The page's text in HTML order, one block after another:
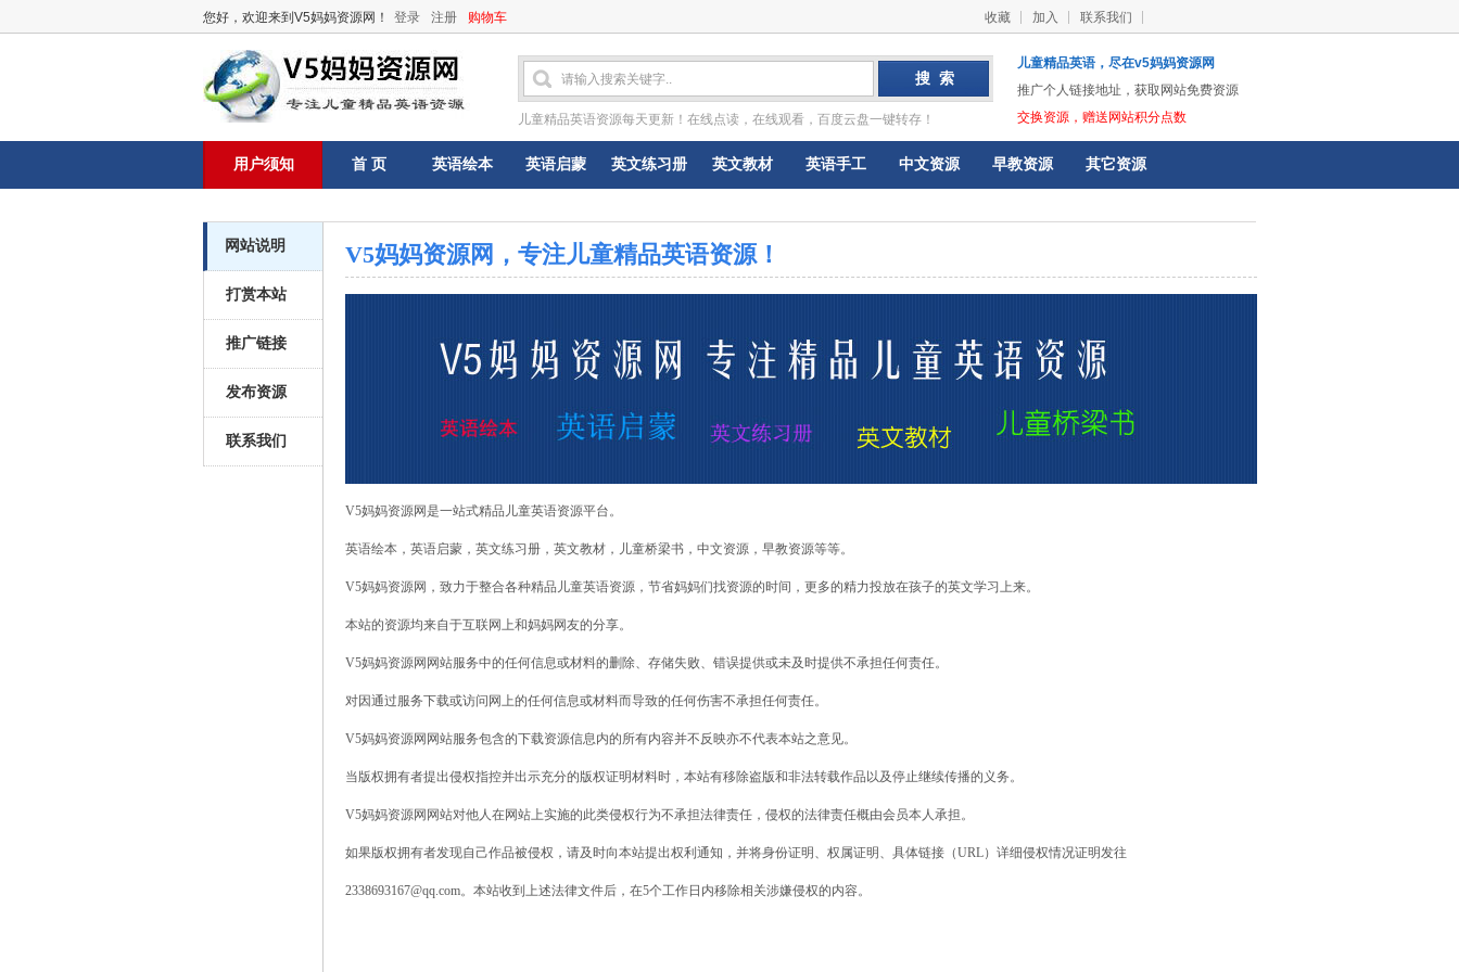
您好，欢迎来到V5妈妈资源网！ 登录 注册 购物车 收藏 加入 联系我们
儿童精品英语资源每天更新！在线点读，在线观看，百度云盘一键转存！
儿童精品英语，尽在v5妈妈资源网
推广个人链接地址，获取网站免费资源
交换资源，赠送网站积分点数
用户须知 首 页 英语绘本 英语启蒙 英文练习册 英文教材 英语手工 中文资源 早教资源 其它资源
网站说明
打赏本站
推广链接
发布资源
联系我们
V5妈妈资源网，专注儿童精品英语资源！
V5妈妈资源网是一站式精品儿童英语资源平台。
英语绘本，英语启蒙，英文练习册，英文教材，儿童桥梁书，中文资源，早教资源等等。
V5妈妈资源网，致力于整合各种精品儿童英语资源，节省妈妈们找资源的时间，更多的精力投放在孩子的英文学习上来。
本站的资源均来自于互联网上和妈妈网友的分享。
V5妈妈资源网网站服务中的任何信息或材料的删除、存储失败、错误提供或未及时提供不承担任何责任。
对因通过服务下载或访问网上的任何信息或材料而导致的任何伤害不承担任何责任。
V5妈妈资源网网站服务包含的下载资源信息内的所有内容并不反映亦不代表本站之意见。
当版权拥有者提出侵权指控并出示充分的版权证明材料时，本站有移除盗版和非法转载作品以及停止继续传播的义务。
V5妈妈资源网网站对他人在网站上实施的此类侵权行为不承担法律责任，侵权的法律责任概由会员本人承担。
如果版权拥有者发现自己作品被侵权，请及时向本站提出权利通知，并将身份证明、权属证明、具体链接（URL）详细侵权情况证明发往
2338693167@qq.com。本站收到上述法律文件后，在5个工作日内移除相关涉嫌侵权的内容。